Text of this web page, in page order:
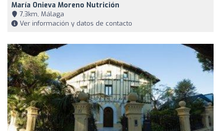
María Onieva Moreno Nutrición
7,3km, Málaga
Ver información y datos de contacto